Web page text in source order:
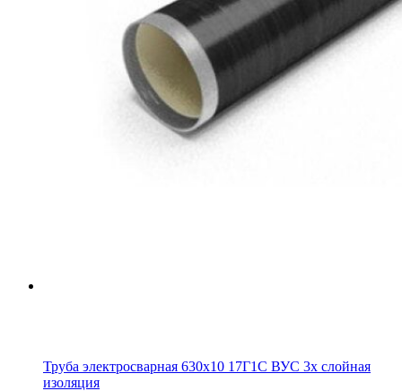
Труба электросварная 630х10 17Г1С ВУС 3х слойная
изоляция